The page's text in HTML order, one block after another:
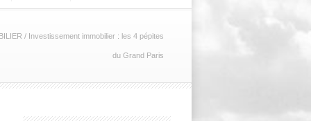
/ Investissement immobilier : les 4 pépites
du Grand Paris